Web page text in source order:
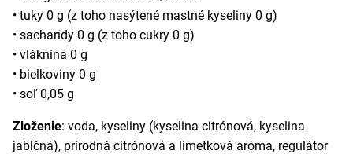
• tuky 0 g (z toho nasýtené mastné kyseliny 0 g)
• sacharidy 0 g (z toho cukry 0 g)
• vláknina 0 g
• bielkoviny 0 g
• soľ 0,05 g
Zloženie: voda, kyseliny (kyselina citrónová, kyselina
jablčná), prírodná citrónová a limetková aróma, regulátor